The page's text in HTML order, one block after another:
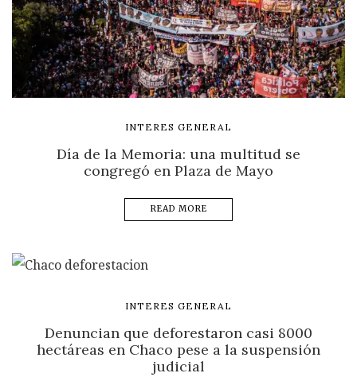
INTERES GENERAL
Día de la Memoria: una multitud se
congregó en Plaza de Mayo
READ MORE
INTERES GENERAL
Denuncian que deforestaron casi 8000
hectáreas en Chaco pese a la suspensión
judicial